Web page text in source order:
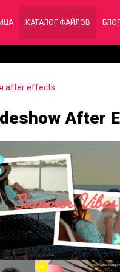
КАТАЛОГ ФАЙЛОВ БЛОГ
after effects
After